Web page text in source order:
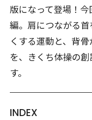
版になって登場！
編。肩につながる
くする運動と、背
を、きくち体操の
す。
INDEX